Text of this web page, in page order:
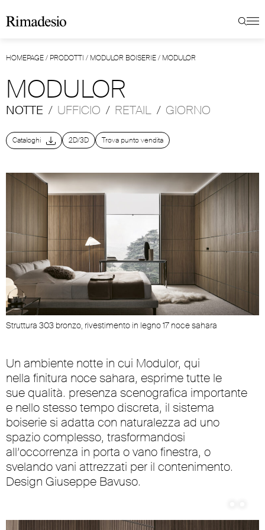
HOMEPAGE/ PRODOTTI / MODULOR BOISERIE/ MODULOR
MODULOR
NOTTE / UFFICIO / RETAIL / GIORNO
Cataloghi 2D/3D Trova punto vendita
Struttura 303 bronzo, rivestimento in legno 17 noce sahara
Un ambiente notte in cui Modulor, qui
nella finitura noce sahara, esprime tutte le
sue qualità. presenza scenografica importante
e nello stesso tempo discreta, il sistema
boiserie si adatta con naturalezza ad uno
spazio complesso, trasformandosi
all’occorrenza in porta o vano finestra, o
svelando vani attrezzati per il contenimento.
Design Giuseppe Bavuso.